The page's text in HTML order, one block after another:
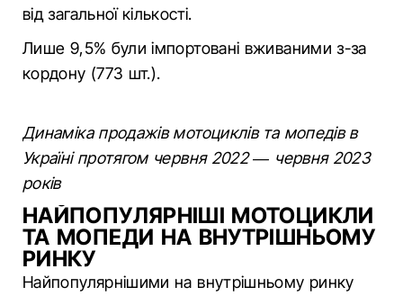
від загальної кількості.
Лише 9,5% були імпортовані вживаними з-за
кордону (773 шт.).
Динаміка продажів мотоциклів та мопедів в
Україні протягом червня 2022 — червня 2023
років
НАЙПОПУЛЯРНІШІ МОТОЦИКЛИ
ТА МОПЕДИ НА ВНУТРІШНЬОМУ
РИНКУ
Найпопулярнішими на внутрішньому ринку